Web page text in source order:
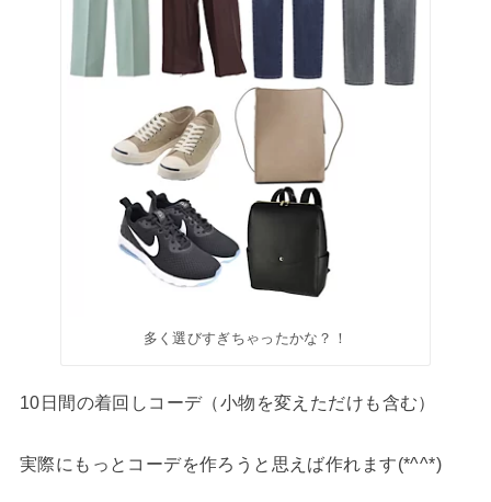
多く選びすぎちゃったかな？！
10日間の着回しコーデ（小物を変えただけも含む）
実際にもっとコーデを作ろうと思えば作れます(*^^*)